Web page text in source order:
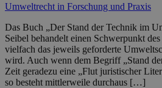
Umweltrecht in Forschung und Praxis
Das Buch „Der Stand der Technik im
Seibel behandelt einen Schwerpunkt
vielfach das jeweils geforderte
wird. Auch wenn dem Begriff „Stand
Zeit geradezu eine „Flut juristischer
so besteht mittlerweile durchaus […]